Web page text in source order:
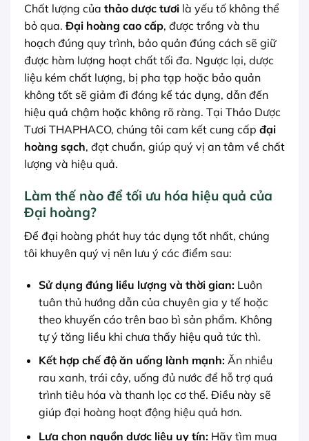
Chất lượng của thảo dược tươi là yếu tố không thể
bỏ qua.Đại hoàng cao cấp, được trồng và thu
hoạch đúng quy trình, bảo quản đúng cách sẽ giữ
được hàm lượng hoạt chất tối đa. Ngược lại, dược
liệu kém chất lượng, bị pha tạp hoặc bảo quản
không tốt sẽ giảm đi đáng kể tác dụng, dẫn đến
hiệu quả chậm hoặc không rõ ràng. Tại Thảo Dược
Tươi THAPHACO, chúng tôi cam kết cung cấp đại
hoàng sạch, đạt chuẩn, giúp quý vị an tâm về chất
lượng và hiệu quả.
Làm thế nào để tối ưu hóa hiệu quả của
Đại hoàng?
Để đại hoàng phát huy tác dụng tốt nhất, chúng
tôi khuyên quý vị nên lưu ý các điểm sau:
Sử dụng đúng liều lượng và thời gian:Luôn
tuân thủ hướng dẫn của chuyên gia y tế hoặc
theo khuyến cáo trên bao bì sản phẩm. Không
tự ý tăng liều khi chưa thấy hiệu quả tức thì.
Kết hợp chế độ ăn uống lành mạnh:Ăn nhiều
rau xanh, trái cây, uống đủ nước để hỗ trợ quá
trình tiêu hóa và thanh lọc cơ thể. Điều này sẽ
giúp đại hoàng hoạt động hiệu quả hơn.
Lựa chọn nguồn dược liệu uy tín:Hãy tìm mua